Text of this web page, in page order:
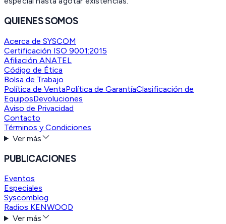
QUIENES SOMOS
Acerca de SYSCOM
Certificación ISO 9001:2015
Afiliación ANATEL
Código de Ética
Bolsa de Trabajo
Política de VentaPolítica de GarantíaClasificación de
EquiposDevoluciones
Aviso de Privacidad
Contacto
Términos y Condiciones
Ver más
PUBLICACIONES
Eventos
Especiales
Syscomblog
Radios KENWOOD
Ver más